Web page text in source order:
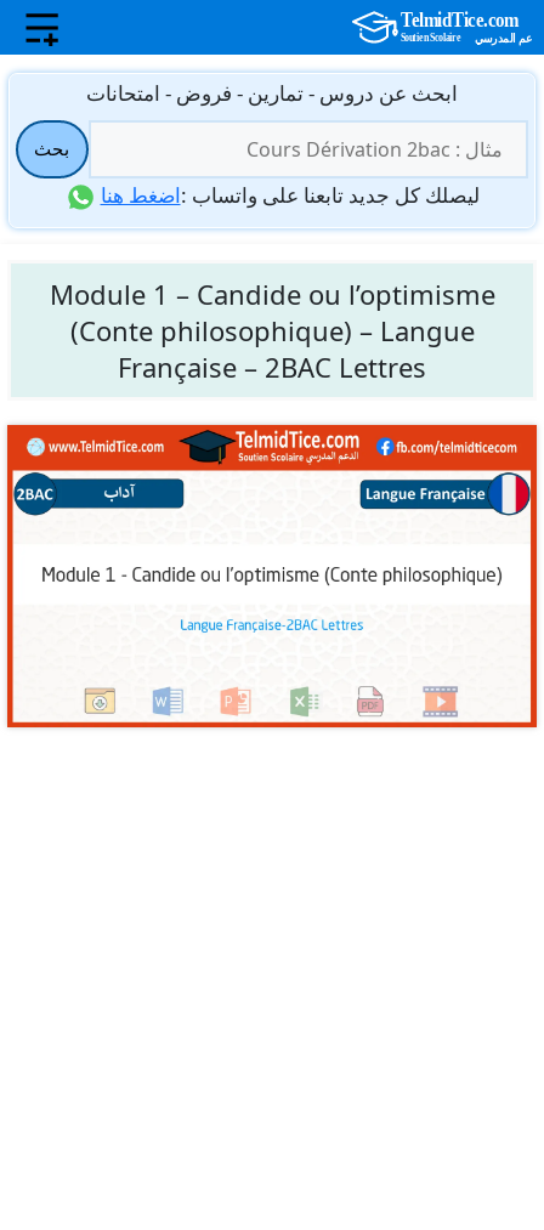
انتقل
المحتوى
ابحث عن دروس - تمارين - فروض - امتحانات
عن:
بحث
ليصلك كل جديد تابعنا على واتساب :اضغط هنا
Module 1 – Candide ou l’optimisme
(Conte philosophique) – Langue
Française – 2BAC Lettres